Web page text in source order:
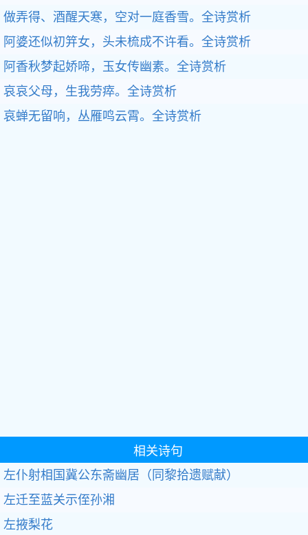
做弄得、酒醒天寒，空对一庭香雪。 全诗赏析
阿婆还似初笄女，头未梳成不许看。 全诗赏析
阿香秋梦起娇啼，玉女传幽素。 全诗赏析
哀哀父母，生我劳瘁。 全诗赏析
哀蝉无留响，丛雁鸣云霄。 全诗赏析
相关诗句
左仆射相国冀公东斋幽居（同黎拾遗赋献）
左迁至蓝关示侄孙湘
左掖梨花